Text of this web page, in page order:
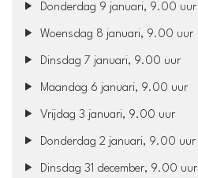
Donderdag 9 januari, 9.00 uur
Woensdag 8 januari, 9.00 uur
Dinsdag 7 januari, 9.00 uur
Maandag 6 januari, 9.00 uur
Vrijdag 3 januari, 9.00 uur
Donderdag 2 januari, 9.00 uur
Dinsdag 31 december, 9.00 uur